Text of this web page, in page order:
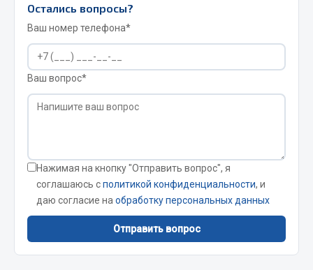
Автомобильная электрика
Автолампы
Блоки реле и предохранителей
Вилки нагрузочные
Выключатели и переключатели клавишные
Изолента
Показать ещё
Весь раздел
Остались вопросы?
Ваш номер телефона*
Ваш вопрос*
Нажимая на кнопку "Отправить вопрос", я
соглашаюсь сполитикой конфиденциальности, и
даю согласие на обработку персональных данных
Отправить вопрос